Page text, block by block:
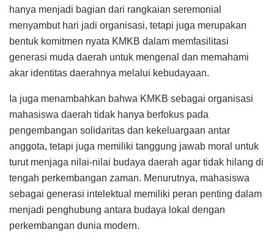
hanya menjadi bagian dari rangkaian seremonial
menyambut hari jadi organisasi, tetapi juga merupakan
bentuk komitmen nyata KMKB dalam memfasilitasi
generasi muda daerah untuk mengenal dan memahami
akar identitas daerahnya melalui kebudayaan.
Ia juga menambahkan bahwa KMKB sebagai organisasi
mahasiswa daerah tidak hanya berfokus pada
pengembangan solidaritas dan kekeluargaan antar
anggota, tetapi juga memiliki tanggung jawab moral untuk
turut menjaga nilai-nilai budaya daerah agar tidak hilang di
tengah perkembangan zaman. Menurutnya, mahasiswa
sebagai generasi intelektual memiliki peran penting dalam
menjadi penghubung antara budaya lokal dengan
perkembangan dunia modern.